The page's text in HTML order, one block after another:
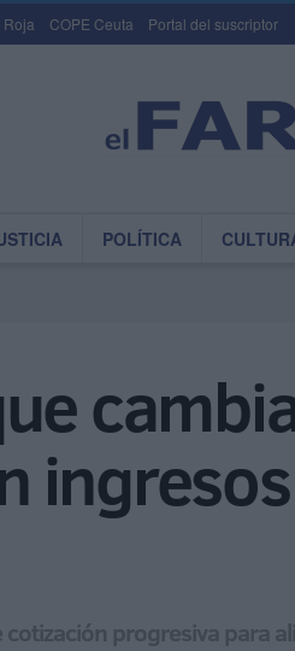
Roja COPE Ceuta Portal del suscriptor
POLÍTICA
cotización progresiva para